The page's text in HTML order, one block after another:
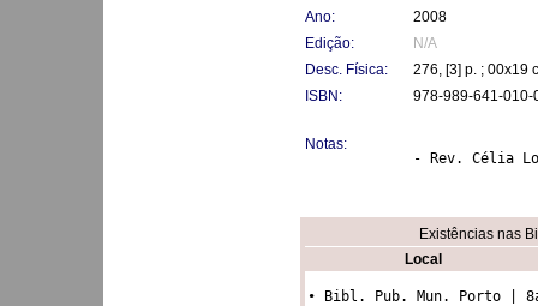
Ano:
2008
Edição:
N/A
Desc. Física:
276, [3] p. ; 00x19
ISBN:
978-989-641-010-
Notas:
- Rev. Célia
Existências nas
Local
• Bibl. Pub. Mun. Porto |